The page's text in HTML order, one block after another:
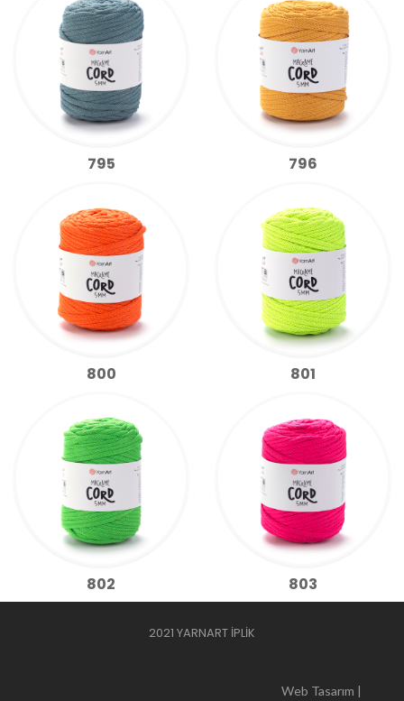
795 796
800 801
802 803
2021 YARNART İPLİK
Web Tasarım |